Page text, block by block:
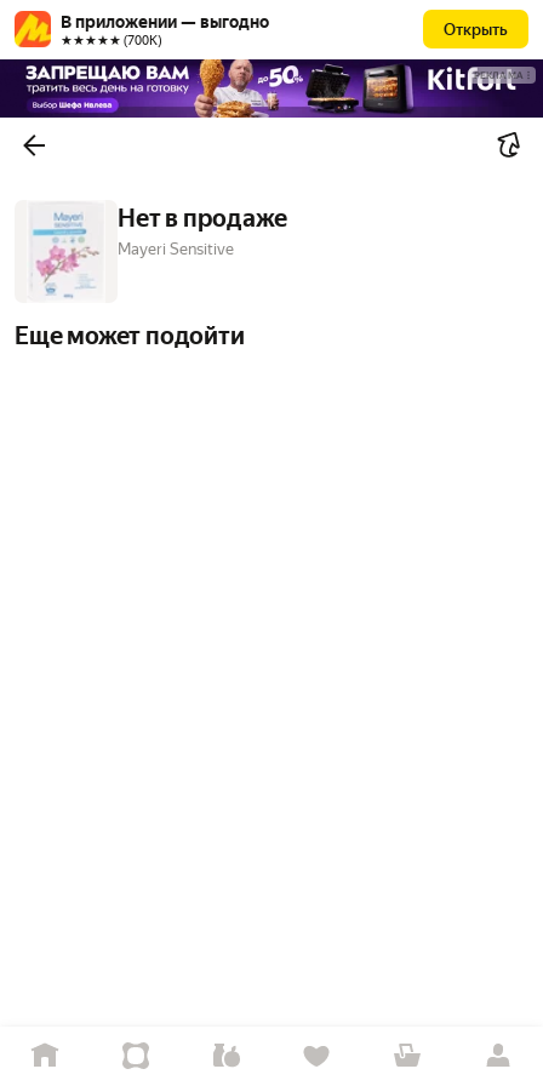
В приложении — выгодно
★★★★★ (700К)
Открыть
РЕКЛАМА
Нет в продаже
Mayeri Sensitive
Еще может подойти